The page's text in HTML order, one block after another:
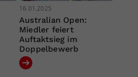
16.01.2025
Australian Open:
Miedler feiert
Auftaktsieg im
Doppelbewerb